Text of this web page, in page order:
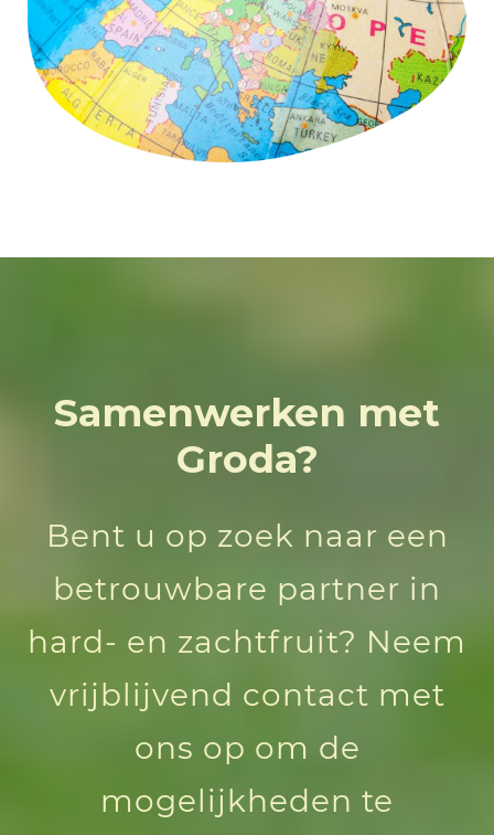
Samenwerken met
Groda?
Bent u op zoek naar een
betrouwbare partner in
hard- en zachtfruit? Neem
vrijblijvend contact met
ons op om de
mogelijkheden te